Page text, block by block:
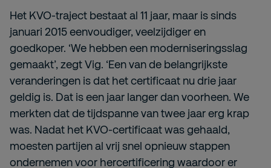
Het KVO-traject bestaat al 11 jaar, maar is sinds
januari 2015 eenvoudiger, veelzijdiger en
goedkoper. ‘We hebben een moderniseringsslag
gemaakt’, zegt Vig. ‘Een van de belangrijkste
veranderingen is dat het certificaat nu drie jaar
geldig is. Dat is een jaar langer dan voorheen. We
merkten dat de tijdspanne van twee jaar erg krap
was. Nadat het KVO-certificaat was gehaald,
moesten partijen al vrij snel opnieuw stappen
ondernemen voor hercertificering waardoor er